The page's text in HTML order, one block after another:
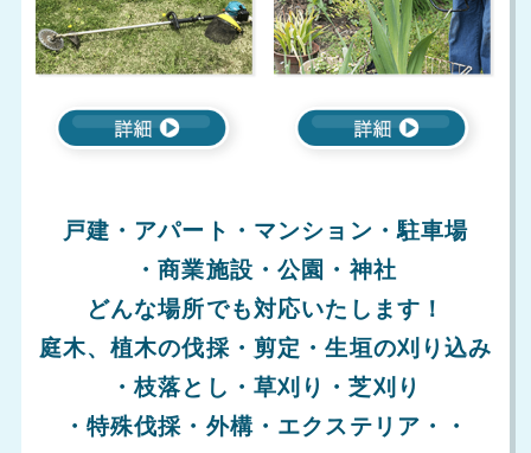
戸建・アパート・マンション・駐車場
・商業施設・公園・神社
どんな場所でも対応いたします！
庭木、植木の伐採・剪定・生垣の刈り込み
・枝落とし・草刈り・芝刈り
・特殊伐採・外構・エクステリア・・